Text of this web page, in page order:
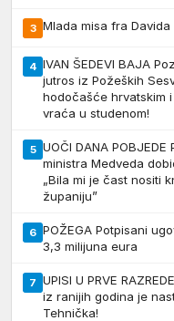
3 Mlada misa fra
4 IVAN ŠEDEVI BAJA
jutros iz Požeških
hodočašće hrvatskim
vraća u studenom!
5 UOČI DANA
ministra Medveda
„Bila mi je čast nositi
županiju”
6 POŽEGA Potpisani
3,3 milijuna eura
7 UPISI U PRVE
iz ranijih godina je
Tehnička!